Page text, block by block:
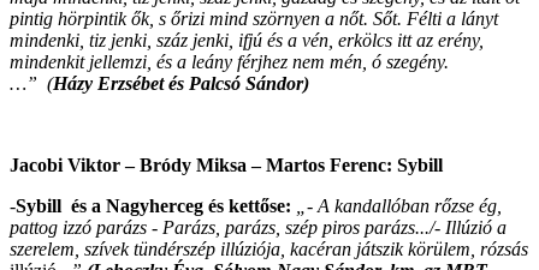
pintig hörpintik ők, s őrizi mind szörnyen a nőt. Sőt. Félti a lányt
mindenki, tiz jenki, száz jenki, ifjú és a vén, erkölcs itt az erény,
mindenkit jellemzi, és a leány férjhez nem mén, ó szegény.
…” (Házy Erzsébet és Palcsó Sándor)
Jacobi Viktor – Bródy Miksa – Martos Ferenc: Sybill
-Sybill és a Nagyherceg és kettőse:
„- A kandallóban rőzse ég,
pattog izzó parázs - Parázs, parázs, szép piros parázs.../- Illúzió a
szerelem, szívek tündérszép illúziója, kacéran játszik körülem, rózsás